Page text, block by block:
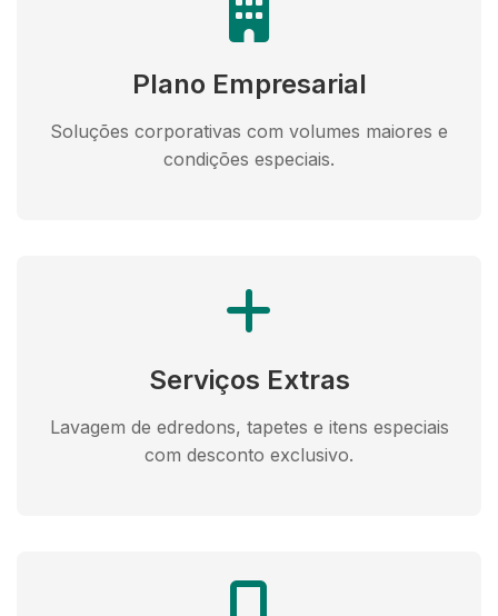
Plano Empresarial
Soluções corporativas com volumes maiores e
condições especiais.
Serviços Extras
Lavagem de edredons, tapetes e itens especiais
com desconto exclusivo.